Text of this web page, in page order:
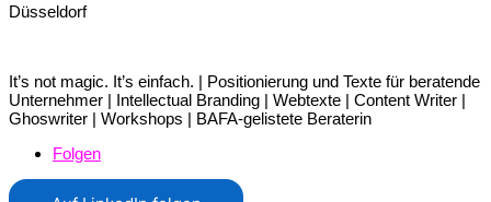
Düsseldorf
It’s not magic. It’s einfach. | Positionierung und Texte für beratende
Unternehmer | Intellectual Branding | Webtexte | Content Writer |
Ghoswriter | Workshops | BAFA-gelistete Beraterin
Folgen